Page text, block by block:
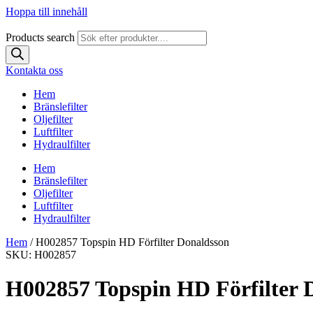
Hoppa till innehåll
Products search
Kontakta oss
Hem
Bränslefilter
Oljefilter
Luftfilter
Hydraulfilter
Hem
Bränslefilter
Oljefilter
Luftfilter
Hydraulfilter
Hem / H002857 Topspin HD Förfilter Donaldsson
SKU: H002857
H002857 Topspin HD Förfilter